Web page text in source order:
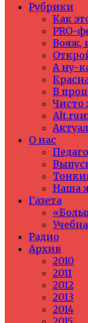
Рубрики
Как
PRO-
Вояж,
А ну-
В
Чисто
О нас
Наша
Газета
Радио
Архив
2010
2011
2012
2013
2014